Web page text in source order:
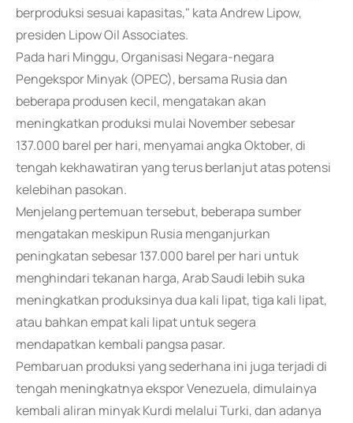
berproduksi sesuai kapasitas," kata Andrew Lipow,
presiden Lipow Oil Associates.
Pada hari Minggu, Organisasi Negara-negara
Pengekspor Minyak (OPEC), bersama Rusia dan
beberapa produsen kecil, mengatakan akan
meningkatkan produksi mulai November sebesar
137.000 barel per hari, menyamai angka Oktober, di
tengah kekhawatiran yang terus berlanjut atas potensi
kelebihan pasokan.
Menjelang pertemuan tersebut, beberapa sumber
mengatakan meskipun Rusia menganjurkan
peningkatan sebesar 137.000 barel per hari untuk
menghindari tekanan harga, Arab Saudi lebih suka
meningkatkan produksinya dua kali lipat, tiga kali lipat,
atau bahkan empat kali lipat untuk segera
mendapatkan kembali pangsa pasar.
Pembaruan produksi yang sederhana ini juga terjadi di
tengah meningkatnya ekspor Venezuela, dimulainya
kembali aliran minyak Kurdi melalui Turki, dan adanya